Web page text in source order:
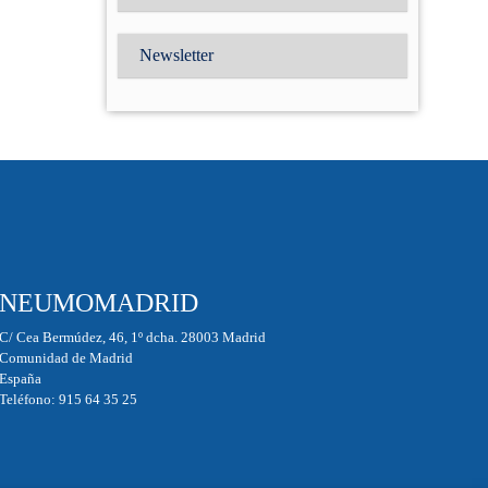
Newsletter
NEUMOMADRID
C/ Cea Bermúdez, 46, 1º dcha. 28003 Madrid
Comunidad de Madrid
España
Teléfono: 915 64 35 25